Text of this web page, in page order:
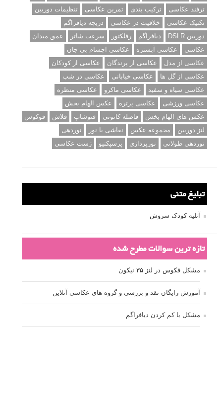
ترفند عکاسی
ترکیب بندی تمرین عکاسی
تنظیمات دوربین
تکنیک عکاسی
خلاقیت در عکاسی
دریچه دیافراگم
دوربین DSLR
دیافراگم رفلکتور سرعت شاتر
عمق میدان
عکاسی
عکاسی آبستره
عکاسی اجسام بی جان
عکاسی از مدل
عکاسی از پرندگان
عکاسی از کودکان
عکاسی از گل ها
عکاسی خیابانی
عکاسی در شب
عکاسی سیاه و سفید
عکاسی ماکرو
عکاسی منظره
عکاسی ورزشی
عکاسی پرتره
عکس الهام بخش
عکس های الهام بخش
فاصله کانونی فتوشاپ فلاش
فوکوس
لنز دوربین
مجموعه عکس نقاشی با نور
نوردهی
نوردهی طولانی
نورپردازی پرسپکتیو ژست عکاسی
تبلیغ متنی
آتلیه کودک سروش
تازه ترین سوالات مطرح شده
مشکل فکوس در لنز ۳۵ نیکون
آموزش رایگان نقد و بررسی و گروه های عکاسی آنلاین
مشکل با کم کردن دیافراگم